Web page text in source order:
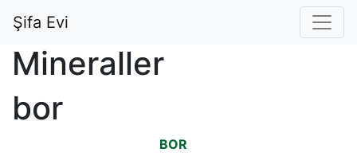
Şifa Evi
Mineraller
bor
BOR